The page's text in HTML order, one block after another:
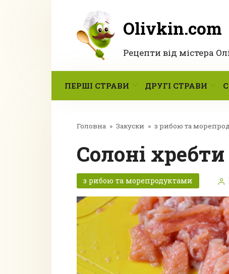
Olivkin.com
Рецепти від містера
ПЕРШІ СТРАВИ ДРУГІ СТРАВИ
Головна » Закуски » з рибою та
Солоні
з рибою та морепродуктами